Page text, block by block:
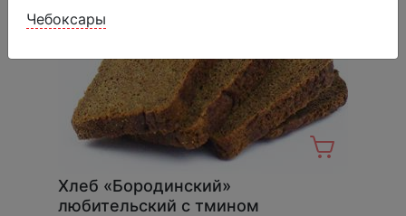
Чебоксары
Хлеб «Бородинский»
любительский с тмином